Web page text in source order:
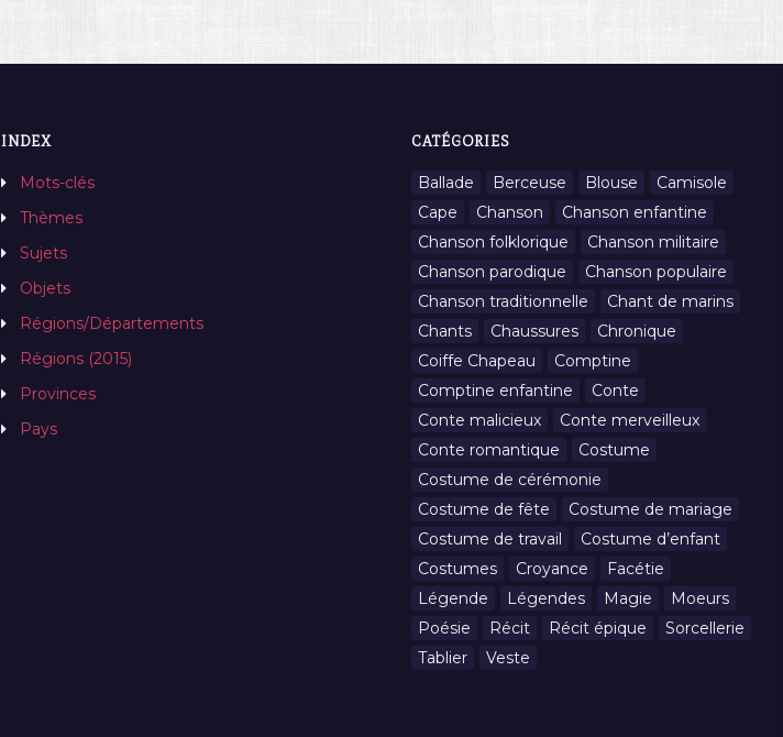
INDEX
Mots-clés
Thèmes
Sujets
Objets
Régions/Départements
Régions (2015)
Provinces
Pays
CATÉGORIES
Ballade Berceuse Blouse
Camisole
Cape
Chanson
Chanson enfantine
Chanson folklorique
Chanson militaire
Chanson parodique
Chanson populaire
Chanson traditionnelle
Chant de marins
Chants
Chaussures
Chronique
Coiffe Chapeau
Comptine
Comptine enfantine
Conte
Conte malicieux
Conte merveilleux
Conte romantique
Costume
Costume de cérémonie
Costume de fête
Costume de mariage
Costume de travail
Costume d’enfant
Costumes
Croyance
Facétie
Légende
Légendes Magie
Moeurs
Poésie
Récit Récit épique
Sorcellerie
Tablier
Veste